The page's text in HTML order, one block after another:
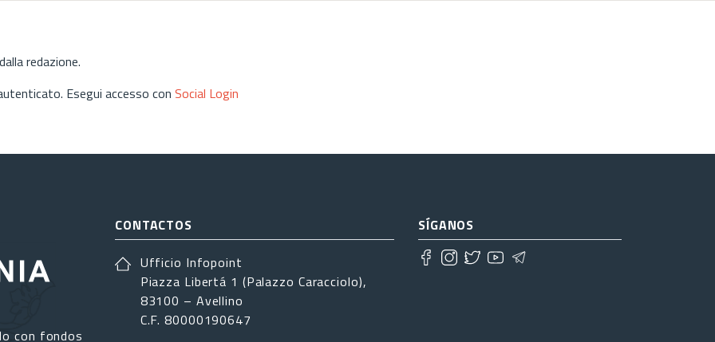
redazione.
Esegui accesso con Social Login
con fondos
CONTACTOS
Ufficio Infopoint
Piazza Libertá 1 (Palazzo Caracciolo),
83100 – Avellino
C.F. 80000190647
SÍGANOS